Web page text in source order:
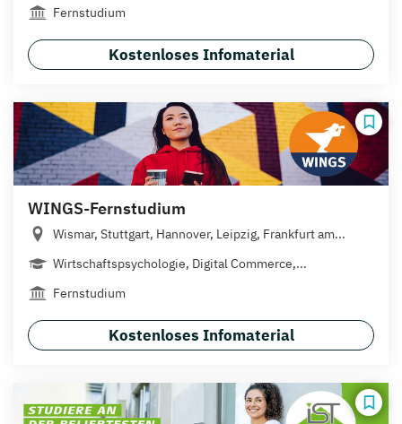
Fernstudium
Kostenloses Infomaterial
WINGS-Fernstudium
Wismar, Stuttgart, Hannover, Leipzig, Frankfurt am...
Wirtschaftspsychologie, Digital Commerce,...
Fernstudium
Kostenloses Infomaterial